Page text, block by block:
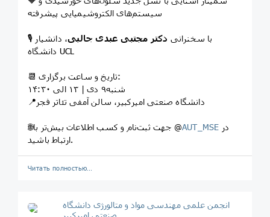
سیستم‌های الکتروشیمیایی پیشرفته
🎙 با سخنرانی دکتر مجتبی عبدی جالبی، دانشیار
دانشگاه UCL
📆 تاریخ و ساعت برگزاری:
شنبه۹ دی | ۱۳ الی ۱۴:۳۰
📍دانشگاه صنعتی امیرکبیر، سالن آمفی تئاتر فجر
🌐جهت ثبت‌نام و کسب اطلاعات بیش‌تر با @AUT_MSE
ارتباط باشید.
Читать полностью…
انجمن علمی مهندسی مواد و متالورژی دانشگاه